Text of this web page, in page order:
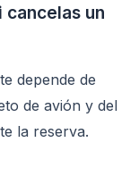
un
depende de
de avión y del
la reserva.